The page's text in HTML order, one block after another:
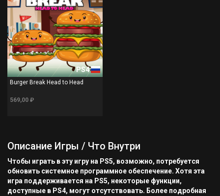
PS4
Burger Break Head to Head
569,00 ₽
Описание Игры / Что Внутри
Чтобы играть в эту игру на PS5, возможно, потребуется
обновить системное программное обеспечение. Хотя эта
игра поддерживается на PS5, некоторые функции,
доступные в PS4, могут отсутствовать. Более подробная